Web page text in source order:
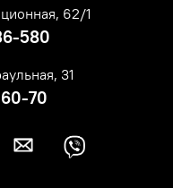
62/1
580
31
70